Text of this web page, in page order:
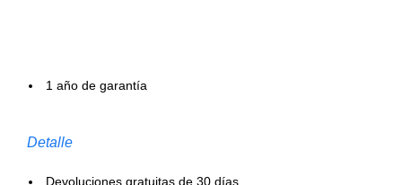
1 año de garantía
Detalle
Devoluciones gratuitas de 30 días